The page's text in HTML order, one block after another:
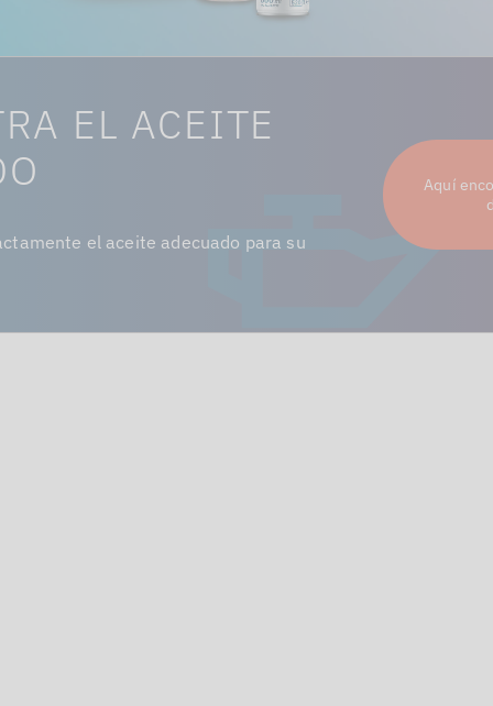
EL ACEITE
el aceite adecuado para su
Aquí